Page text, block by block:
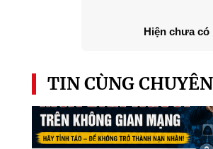
Hiện chưa
TIN CÙNG